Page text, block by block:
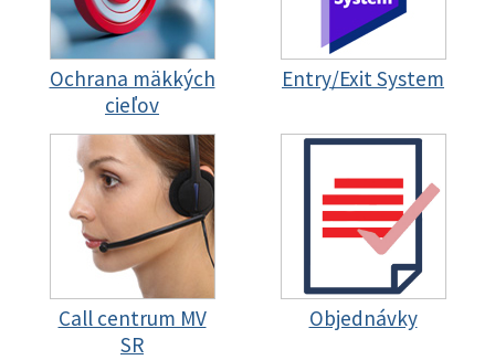
Ochrana mäkkých
cieľov
Entry/Exit System
Call centrum MV
SR
Objednávky